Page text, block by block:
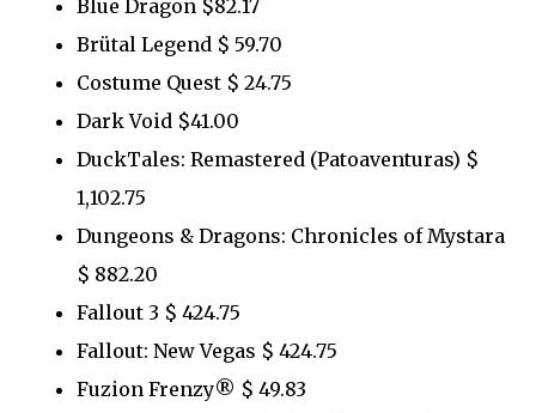
Blue Dragon $82.17
Brütal Legend $ 59.70
Costume Quest $ 24.75
Dark Void $41.00
DuckTales: Remastered (Patoaventuras) $
1,102.75
Dungeons & Dragons: Chronicles of Mystara
$ 882.20
Fallout 3 $ 424.75
Fallout: New Vegas $ 424.75
Fuzion Frenzy® $ 49.83